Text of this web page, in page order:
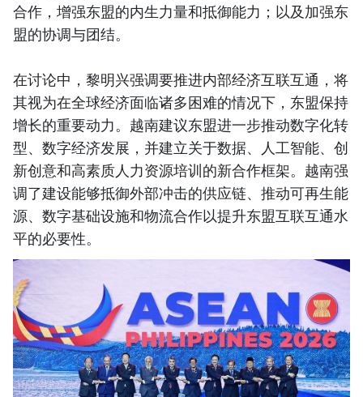
合作，增强东盟的内生力量和抵御能力；以及加强东
盟的协调与团结。
在讨论中，黎明兴强调要推进内部经济互联互通，将
其视为在全球经济面临诸多困难的情况下，东盟保持
增长的重要动力。越南建议东盟进一步推动数字化转
型、数字经济发展，并建立关于数据、人工智能、创
新创意和高素质人力资源培训的新合作框架。越南强
调了建设能够抵御外部冲击的供应链、推动可再生能
源、数字基础设施和物流合作以提升东盟互联互通水
平的必要性。